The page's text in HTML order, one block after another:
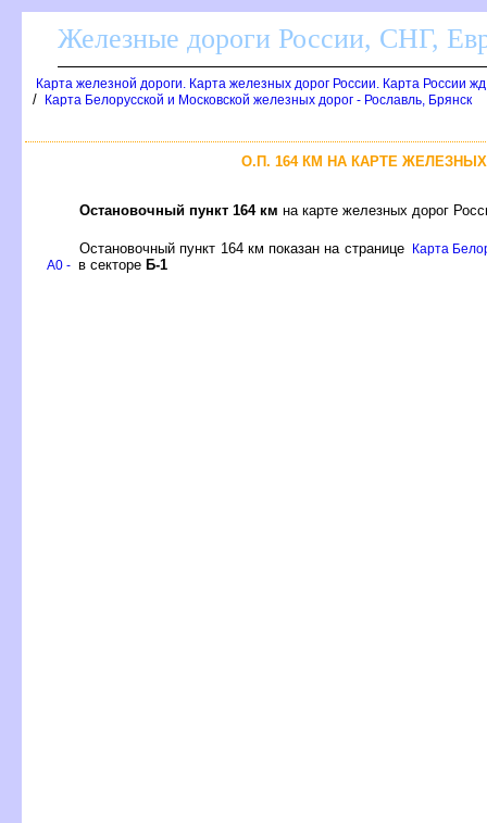
Железные дороги России, СНГ,
Карта железной дороги. Карта железных дорог России. Карта России
/ Карта Белорусской и Московской железных дорог - Рославль, Брянск
О.П. 164 КМ НА КАРТЕ
Остановочный пункт 164 км на карте железных дорог
Остановочный пункт 164 км показан на странице Карта
A0 - секторе Б-1